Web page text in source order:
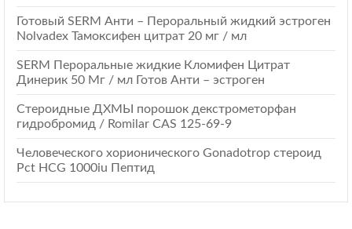
Готовый SERM Анти – Пероральный жидкий эстроген
Nolvadex Тамоксифен цитрат 20 мг / мл
SERM Пероральные жидкие Кломифен Цитрат
Динерик 50 Мг / мл Готов Анти – эстроген
Стероидные ДХМЫ порошок декстрометорфан
гидробромид / Romilar CAS 125-69-9
Человеческого хорионического Gonadotrop стероид
Pct HCG 1000iu Пептид